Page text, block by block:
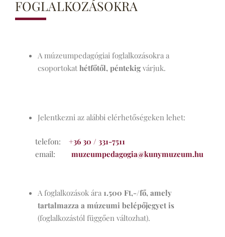
FOGLALKOZÁSOKRA
A múzeumpedagógiai foglalkozásokra a
csoportokathétfőtől, péntekig várjuk.
Jelentkezni az alábbi elérhetőségeken lehet:
telefon: +36 30 / 331-7511
email:
muzeumpedagogia@kunymuzeum.hu
A foglalkozások ára 1.500 Ft,-/fő, amely
tartalmazza a múzeumi belépőjegyet is
(foglalkozástól függően változhat).